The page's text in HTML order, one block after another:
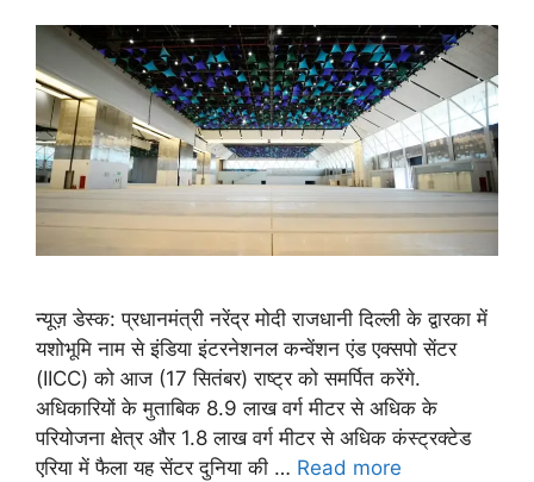
न्यूज़ डेस्क: प्रधानमंत्री नरेंद्र मोदी राजधानी दिल्ली के द्वारका में
यशोभूमि नाम से इंडिया इंटरनेशनल कन्वेंशन एंड एक्सपो सेंटर
(IICC) को आज (17 सितंबर) राष्ट्र को समर्पित करेंगे.
अधिकारियों के मुताबिक 8.9 लाख वर्ग मीटर से अधिक के
परियोजना क्षेत्र और 1.8 लाख वर्ग मीटर से अधिक कंस्ट्रक्टेड
एरिया में फैला यह सेंटर दुनिया की … Read more